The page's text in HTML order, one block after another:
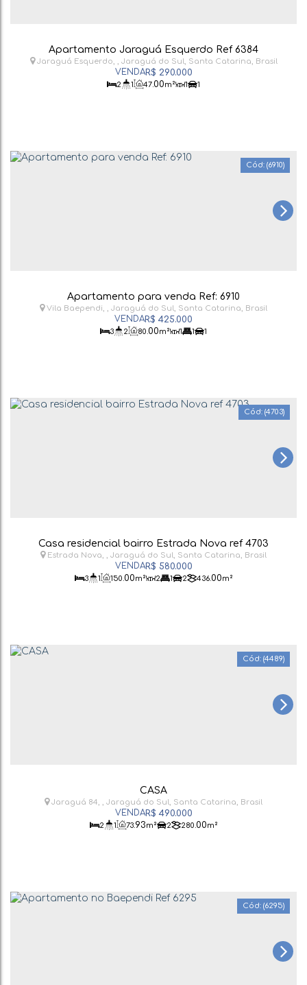
Apartamento Jaraguá Esquerdo Ref 6384
R$ 290.000
Jaraguá Esquerdo , Jaraguá do Sul, Santa Catarina, Brasil
2 1 47.00m² 1 1
(6910)
Apartamento para venda Ref: 6910
R$ 425.000
Vila Baependi , Jaraguá do Sul, Santa Catarina, Brasil
3 2 80 .00m² 1 1 1
(4703)
Casa residencial bairro Estrada Nova ref 4703
R$ 580.000
Estrada Nova , Jaraguá do Sul, Santa Catarina, Brasil
3 1 150 .00m² 2 1 2 436.00m²
(4489)
CASA
R$ 490.000
Jaraguá 84 , Jaraguá do Sul, Santa Catarina, Brasil
2 1 73.93m² 2 280 .00m²
(6295)